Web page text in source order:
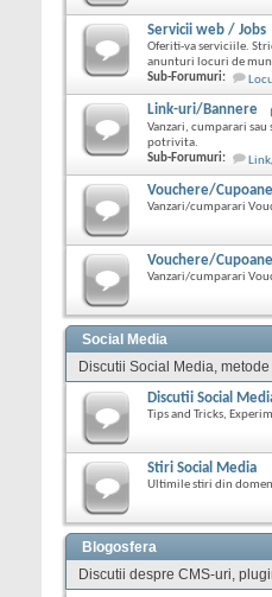
Servicii web / Jobs
Oferiti-va serviciile.
anunturi locuri de
Sub-Forumuri:
Link-uri/Bannere
Vanzari, cumparari
potrivita.
Sub-Forumuri:
Vouchere/
Vanzari/cumparari
Vouchere/
Vanzari/cumparari
Social Media
Discutii Social Media,
Discutii Social
Tips and Tricks,
Stiri Social Media
Ultimile stiri din
Blogosfera
Discutii despre CMS-uri,